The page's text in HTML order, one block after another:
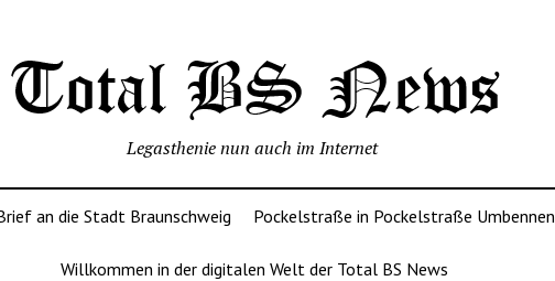
Legasthenie nun auch im Internet
an die Stadt Braunschweig Pockelstraße in Pockelstraße Umbennen
Willkommen in der digitalen Welt der Total BS News